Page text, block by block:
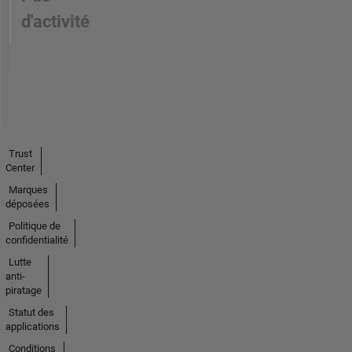
d'activité
Trust
Center
Marques
déposées
Politique de
confidentialité
Lutte
anti-
piratage
Statut des
applications
Conditions